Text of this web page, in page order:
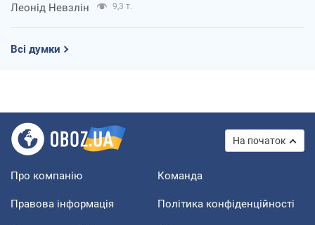
Леонід Невзлін 9,3 т.
Всі думки
На початок
Про компанію Команда
Правова інформація Політика конфіденційності